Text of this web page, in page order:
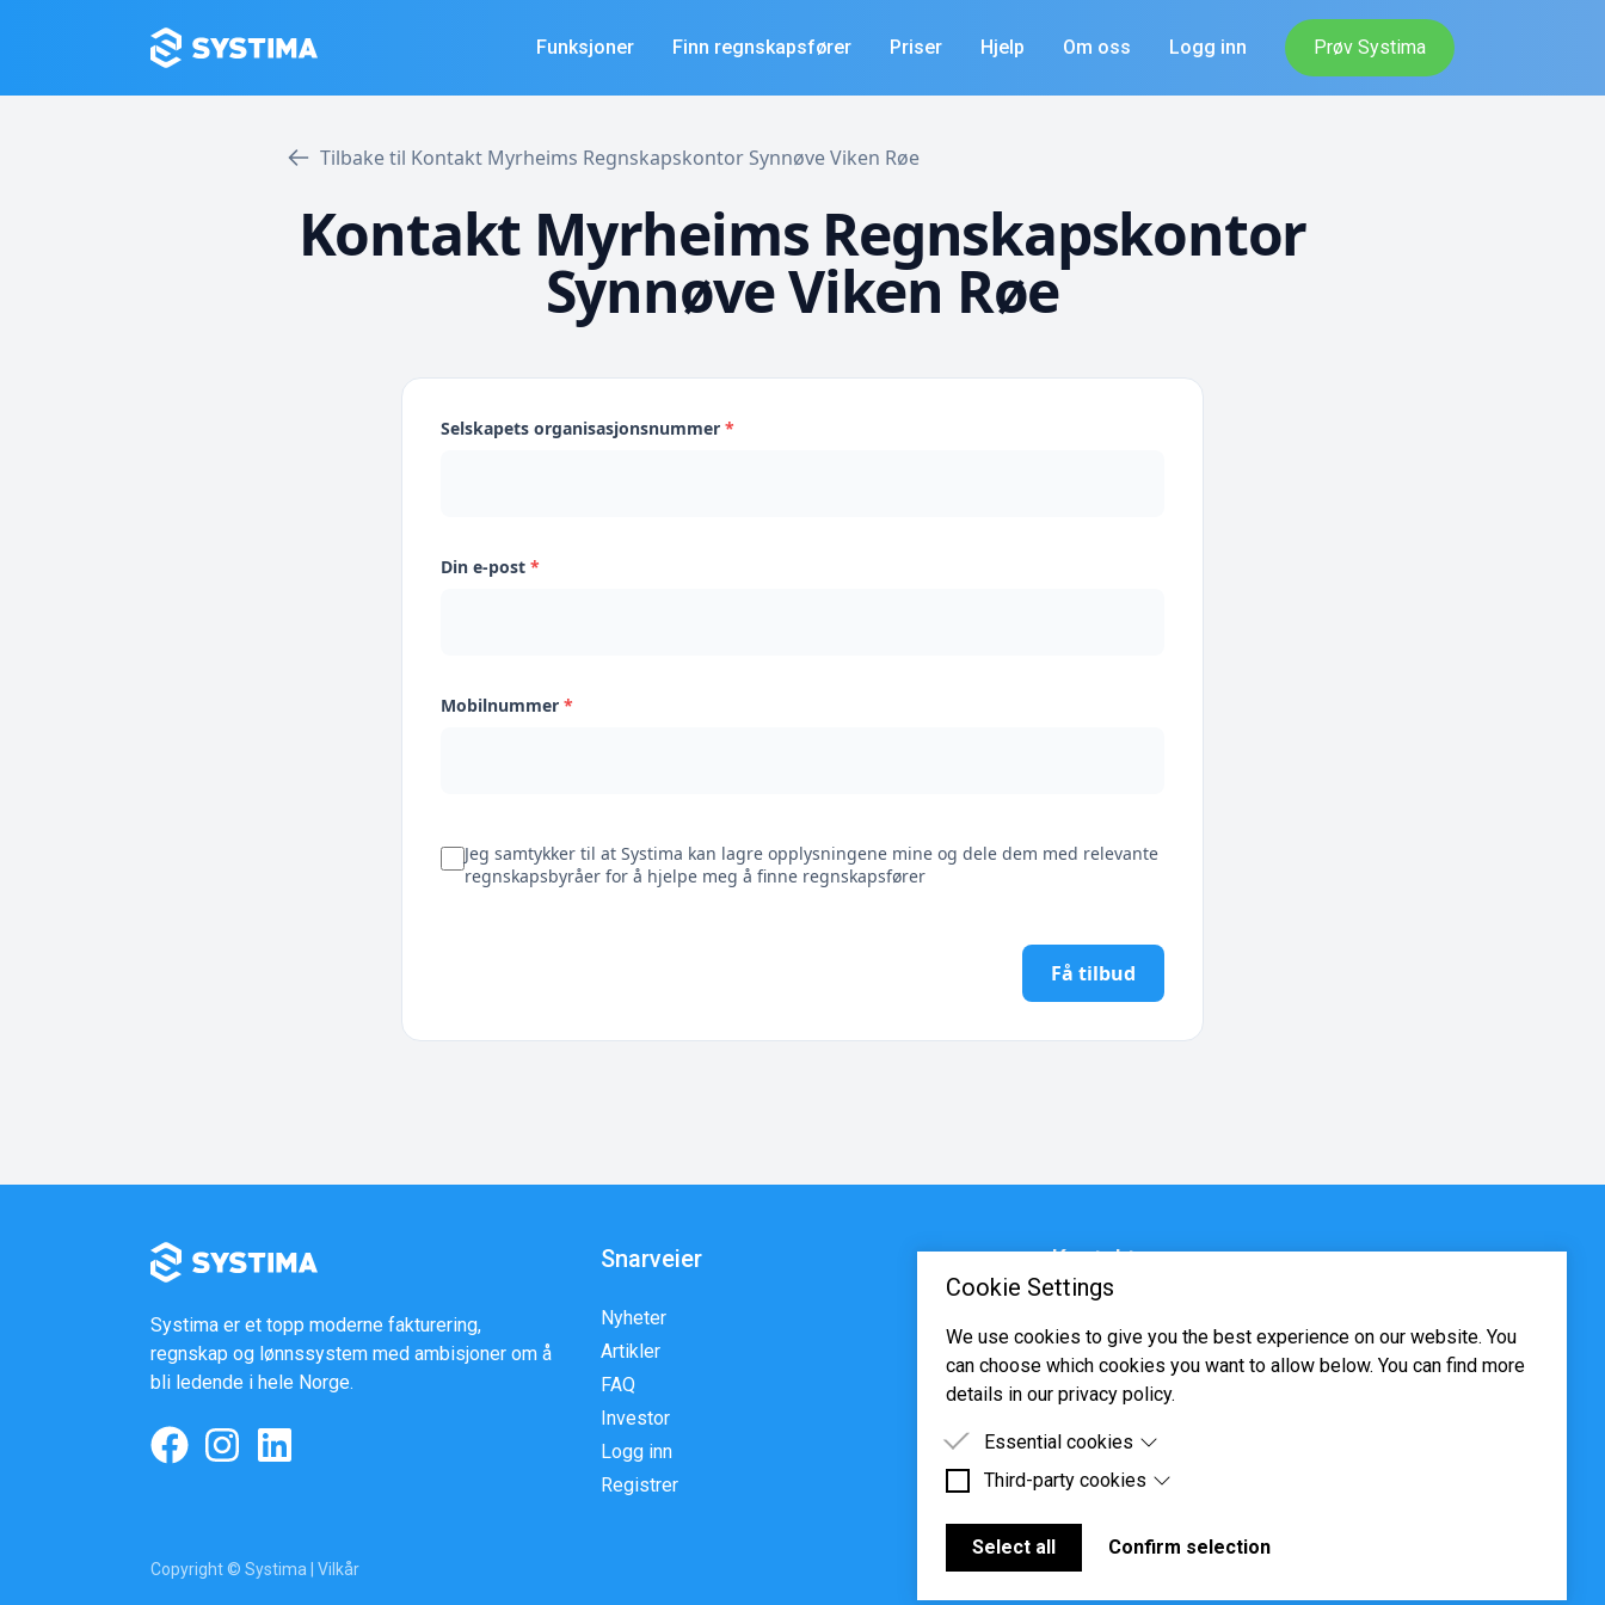
Funksjoner Finn regnskapsfører Priser Hjelp Om oss Logg inn Prøv Systima
Tilbake til Kontakt Myrheims Regnskapskontor Synnøve Viken Røe
Kontakt Myrheims Regnskapskontor
Synnøve Viken Røe
Selskapets organisasjonsnummer *
Din e-post *
Mobilnummer *
Jeg samtykker til at Systima kan lagre opplysningene mine og dele dem med relevante
regnskapsbyråer for å hjelpe meg å finne regnskapsfører
Få tilbud
Cookie Settings
We use cookies to give you the best experience on our website. You
can choose which cookies you want to allow below. You can find more
details in our privacy policy.
Essential cookies
Essential cookies are cookies that are needed for the proper
Third-party cookies
Third-party cookies are cookies set by third-party software to enable
features such as Google Maps.
Select all Confirm selection
Systima er et topp moderne fakturering,
regnskap og lønnssystem med ambisjoner om å
bli ledende i hele Norge.
Snarveier
Nyheter
Artikler
FAQ
Investor
Logg inn
Registrer
Kontakt
post@systima.no
www.systima.no
Copyright © Systima | Vilkår